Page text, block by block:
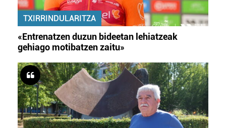
TXIRRINDULARITZA
«Entrenatzen duzun bideetan lehiatzeak
gehiago motibatzen zaitu»